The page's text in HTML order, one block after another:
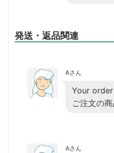
発送・返品関連
Aさん
Your
ご注文の商
Aさん